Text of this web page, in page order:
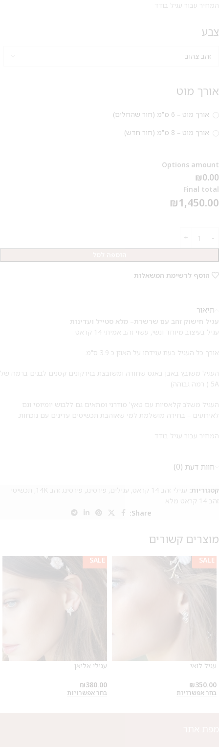
המחיר עבור עגיל בודד
צבע
אורך מוט
אורך מוט – 6 מ"מ (חור שהחלים)
אורך מוט – 8 מ"מ (חור חדש)
Options amount
₪0.00
Final total
₪1,450.00
הוסף לרשימת המשאלות
תיאור
עגיל חישוק זהב עם שרשרת– מלא סטייל ועדינות
עגיל בעיצוב מיוחד ונשי, עשוי זהב אמיתי 14 קראט
אורך כל העגיל בעת ענידתו על האוזן כ 3.9 ס"מ.
העגיל משובץ באבן באגט שחורה ומשובצת בזירקונים קטנים לבנים ברמה של
5A ( רמה גבוהה)
העגיל משלב קלאסיות עם טאץ' מודרני ומתאים גם ללבוש יומיומי וגם
לאירועים – בחירה מושלמת למי שאוהבת תכשיטים עדינים עם נוכחות.
המחיר עבור עגיל בודד
חוות דעת (0)
קטגוריות: עגילי זהב 14 קראט , עגילים, פירסינג, פירסינג זהב 14K , תכשיטי
זהב 14 קראט מלא
Share:
מוצרים קשורים
SALE
עגיל לואי
₪350.00
בחר אפשרויות
SALE
עגילי אליאן
₪380.00
בחר אפשרויות
על החירור ל-50 הפונות ראשונות
לקביעת תור לפירסינג ועיצוב